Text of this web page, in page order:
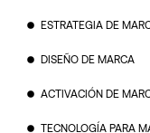
ESTRATEGIA DE
DISEÑO DE MARCA
ACTIVACIÓN DE
TECNOLOGÍA PARA